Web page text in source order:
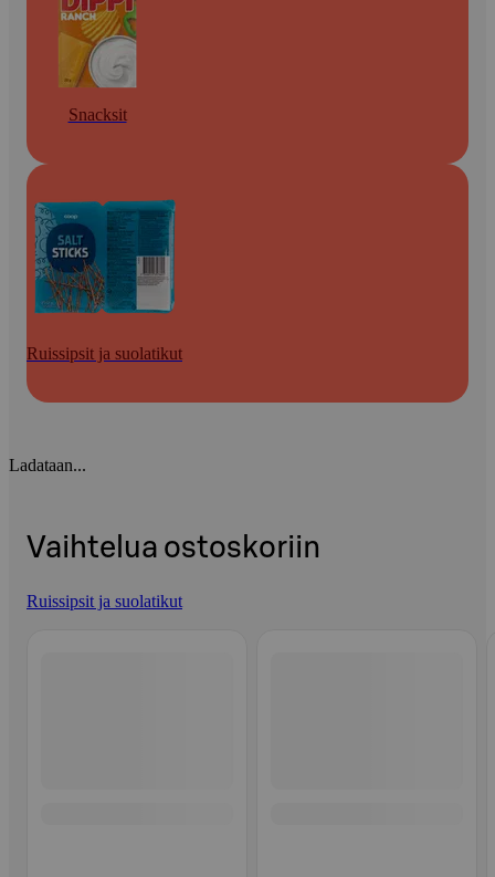
Snacksit
Ruissipsit ja suolatikut
Ladataan...
Vaihtelua ostoskoriin
Ruissipsit ja suolatikut